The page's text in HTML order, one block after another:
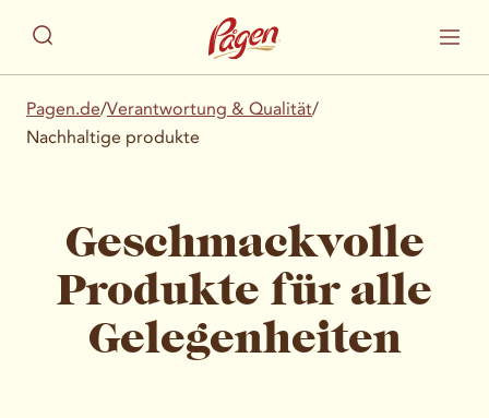
Pagen.de/Verantwortung & Qualität/
Nachhaltige produkte
Geschmackvolle
Produkte für alle
Gelegenheiten